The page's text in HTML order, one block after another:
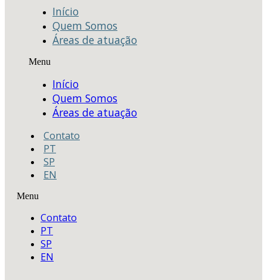
Início
Quem Somos
Áreas de atuação
Menu
Início
Quem Somos
Áreas de atuação
Contato
PT
SP
EN
Menu
Contato
PT
SP
EN